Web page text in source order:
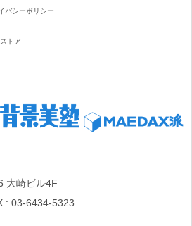
バシーポリシー
トア
大崎ビル4F
: 03-6434-5323